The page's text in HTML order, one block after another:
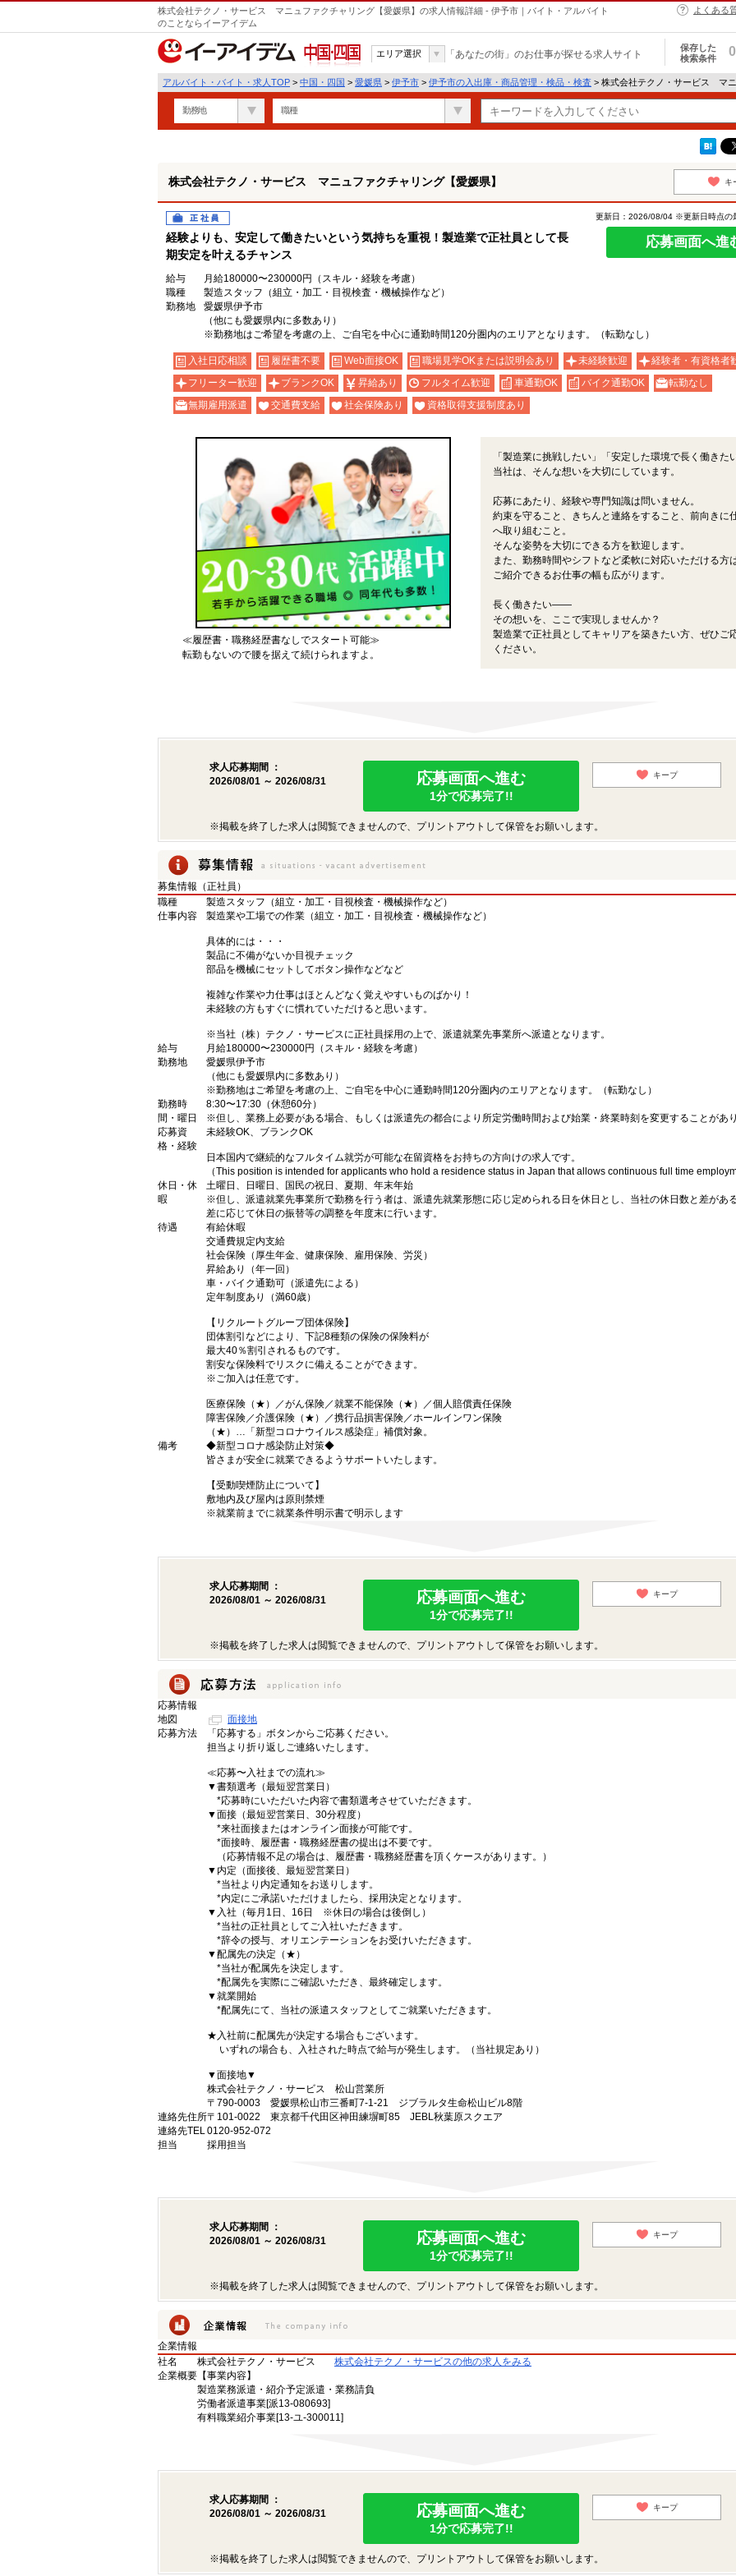
株式会社テクノ・サービス マニュファクチャリング【愛媛県】の求人情報詳細 - 伊予市｜バイト・アルバイト
のことならイーアイデム
よくある
中国・四国
エリア選択 「あなたの街」のお仕事が探せる求人サイト
保存した
検索条件
0
アルバイト・バイト・求人TOP > 中国・四国 > 愛媛県 > 伊予市 > 伊予市の入出庫・商品管理・検品・検査 > 株式会社テクノ・サービス マ
勤務地 職種
株式会社テクノ・サービス マニュファクチャリング【愛媛県】 キ
正社員
経験よりも、安定して働きたいという気持ちを重視！製造業で正社員として長
期安定を叶えるチャンス
更新日：2026/08/04 ※更新日時点の
応募画面へ進
給与
月給180000〜230000円（スキル・経験を考慮）
職種
製造スタッフ（組立・加工・目視検査・機械操作など）
勤務地
愛媛県伊予市
（他にも愛媛県内に多数あり）
※勤務地はご希望を考慮の上、ご自宅を中心に通勤時間120分圏内のエリアとなります。（転勤なし）
入社日応相談 履歴書不要 Web面接OK 職場見学OKまたは説明会あり 未経験歓迎
経験者・有資格者
フリーター歓迎
ブランクOK 昇給あり フルタイム歓迎 車通勤OK バイク通勤OK
転勤なし
無期雇用派遣
交通費支給 社会保険あり 資格取得支援制度あり
≪履歴書・職務経歴書なしでスタート可能≫
転勤もないので腰を据えて続けられますよ。
「製造業に挑戦したい」「安定した環境で長く働きたい
当社は、そんな想いを大切にしています。
応募にあたり、経験や専門知識は問いません。
約束を守ること、きちんと連絡をすること、前向きに
へ取り組むこと。
そんな姿勢を大切にできる方を歓迎します。
また、勤務時間やシフトなど柔軟に対応いただける方は
ご紹介できるお仕事の幅も広がります。
長く働きたい――
その想いを、ここで実現しませんか？
製造業で正社員としてキャリアを築きたい方、ぜひご
ください。
求人応募期間 ：
2026/08/01 ～ 2026/08/31
応募画面へ進む
1分で応募完了!!
キープ
※掲載を終了した求人は閲覧できませんので、プリントアウトして保管をお願いします。
募集情報（正社員）
職種
製造スタッフ（組立・加工・目視検査・機械操作など）
仕事内容
製造業や工場での作業（組立・加工・目視検査・機械操作など）
具体的には・・・
製品に不備がないか目視チェック
部品を機械にセットしてボタン操作などなど
複雑な作業や力仕事はほとんどなく覚えやすいものばかり！
未経験の方もすぐに慣れていただけると思います。
※当社（株）テクノ・サービスに正社員採用の上で、派遣就業先事業所へ派遣となります。
給与
月給180000〜230000円（スキル・経験を考慮）
勤務地
愛媛県伊予市
（他にも愛媛県内に多数あり）
※勤務地はご希望を考慮の上、ご自宅を中心に通勤時間120分圏内のエリアとなります。（転勤なし）
勤務時
間・曜日
8:30〜17:30（休憩60分）
※但し、業務上必要がある場合、もしくは派遣先の都合により所定労働時間および始業・終業時刻を変更することがあり
応募資
格・経験
未経験OK、ブランクOK
日本国内で継続的なフルタイム就労が可能な在留資格をお持ちの方向けの求人です。
（This position is intended for applicants who hold a residence status in Japan that allows continuous full time
休日・休
暇
土曜日、日曜日、国民の祝日、夏期、年末年始
※但し、派遣就業先事業所で勤務を行う者は、派遣先就業形態に応じ定められる日を休日とし、当社の休日数と差があ
差に応じて休日の振替等の調整を年度末に行います。
待遇
有給休暇
交通費規定内支給
社会保険（厚生年金、健康保険、雇用保険、労災）
昇給あり（年一回）
車・バイク通勤可（派遣先による）
定年制度あり（満60歳）
【リクルートグループ団体保険】
団体割引などにより、下記8種類の保険の保険料が
最大40％割引されるものです。
割安な保険料でリスクに備えることができます。
※ご加入は任意です。
医療保険（★）／がん保険／就業不能保険（★）／個人賠償責任保険
障害保険／介護保険（★）／携行品損害保険／ホールインワン保険
（★）…「新型コロナウイルス感染症」補償対象。
備考
◆新型コロナ感染防止対策◆
皆さまが安全に就業できるようサポートいたします。
【受動喫煙防止について】
敷地内及び屋内は原則禁煙
※就業前までに就業条件明示書で明示します
求人応募期間 ：
2026/08/01 ～ 2026/08/31
応募画面へ進む
1分で応募完了!!
キープ
※掲載を終了した求人は閲覧できませんので、プリントアウトして保管をお願いします。
応募情報
地図
面接地
応募方法
「応募する」ボタンからご応募ください。
担当より折り返しご連絡いたします。
≪応募〜入社までの流れ≫
▼書類選考（最短翌営業日）
*応募時にいただいた内容で書類選考させていただきます。
▼面接（最短翌営業日、30分程度）
*来社面接またはオンライン面接が可能です。
*面接時、履歴書・職務経歴書の提出は不要です。
（応募情報不足の場合は、履歴書・職務経歴書を頂くケースがあります。）
▼内定（面接後、最短翌営業日）
*当社より内定通知をお送りします。
*内定にご承諾いただけましたら、採用決定となります。
▼入社（毎月1日、16日 ※休日の場合は後倒し）
*当社の正社員としてご入社いただきます。
*辞令の授与、オリエンテーションをお受けいただきます。
▼配属先の決定（★）
*当社が配属先を決定します。
*配属先を実際にご確認いただき、最終確定します。
▼就業開始
*配属先にて、当社の派遣スタッフとしてご就業いただきます。
★入社前に配属先が決定する場合もございます。
いずれの場合も、入社された時点で給与が発生します。（当社規定あり）
▼面接地▼
株式会社テクノ・サービス 松山営業所
〒790-0003 愛媛県松山市三番町7-1-21 ジブラルタ生命松山ビル8階
連絡先住所〒101-0022 東京都千代田区神田練塀町85 JEBL秋葉原スクエア
連絡先TEL0120-952-072
担当
採用担当
求人応募期間 ：
2026/08/01 ～ 2026/08/31
応募画面へ進む
1分で応募完了!!
キープ
※掲載を終了した求人は閲覧できませんので、プリントアウトして保管をお願いします。
企業情報
社名
株式会社テクノ・サービス
株式会社テクノ・サービスの他の求人をみる
企業概要 【事業内容】
製造業務派遣・紹介予定派遣・業務請負
労働者派遣事業[派13-080693]
有料職業紹介事業[13-ユ-300011]
求人応募期間 ：
2026/08/01 ～ 2026/08/31
応募画面へ進む
1分で応募完了!!
キープ
※掲載を終了した求人は閲覧できませんので、プリントアウトして保管をお願いします。